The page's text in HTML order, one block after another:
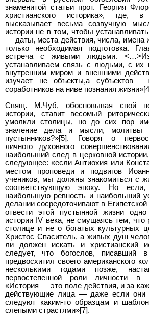
знаменитой статьи прот. Георгия
христианского историка», где,
высказывает весьма созвучную
истории не в том, чтобы
— даты, места действия, числа, имена
только необходимая подготовка.
встреча с живыми людьми.
устанавливаем связь с людьми, с их
внутренним миром и внешними
изучает не объекты,а субъектов
соработников на ниве познания
Свящ. М.Чуб, обосновывая свой
истории, ставит весомый
умолкли столицы, но до сих пор
значение дела и мысли, молитвы
пустынников?»[5]. Говоря о
личного духовного
наибольший след в церковной
следующее: «если Антиохия или
местом проповеди и подвигов
учеников, мы должны знакомиться с
соответствующую эпоху. Но
наибольшую ревность и наибольший
делании сосредоточивают в
отвести этой пустынной жизни
истории IV века, не смущаясь тем, что
столице и не о богатых культурных
Христос Спаситель, а живых душ
ли должен искать и христианский
следует, что богослов,
предвосхитил своего американского
несколькими годами позже,
первостепенной роли личности в
«История — это поле действия, и за
действующие лица — даже если они
следуют каким-то образцам и
слепыми страстями»[7].